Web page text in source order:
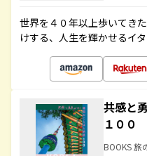
世界を４０年以上歩いてき
けする、人生を輝かせるイ
共感と
１００
BOOKS 旅